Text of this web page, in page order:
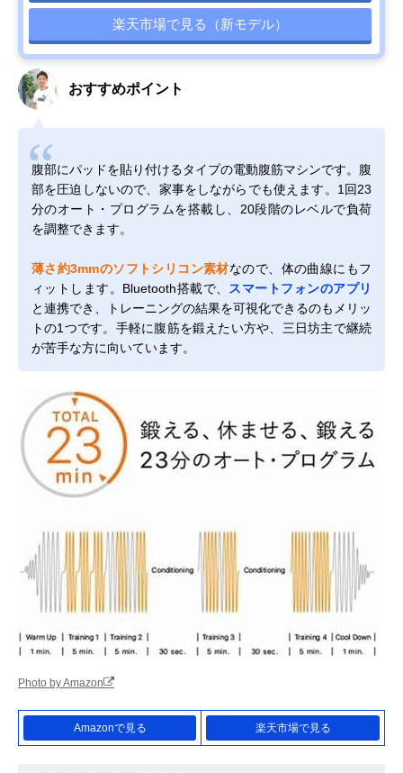
楽天市場で見る（新モデル）
おすすめポイント
腹部にパッドを貼り付けるタイプの電動腹筋マシンです。腹
部を圧迫しないので、家事をしながらでも使えます。1回23
分のオート・プログラムを搭載し、20段階のレベルで負荷
を調整できます。
薄さ約3mmのソフトシリコン素材なので、体の曲線にもフ
ィットします。Bluetooth搭載で、 スマートフォンのアプリ
と連携でき、トレーニングの結果を可視化できるのもメリッ
トの1つです。手軽に腹筋を鍛えたい方や、三日坊主で継続
が苦手な方に向いています。
Photo by Amazon
Amazonで見る 楽天市場で見る